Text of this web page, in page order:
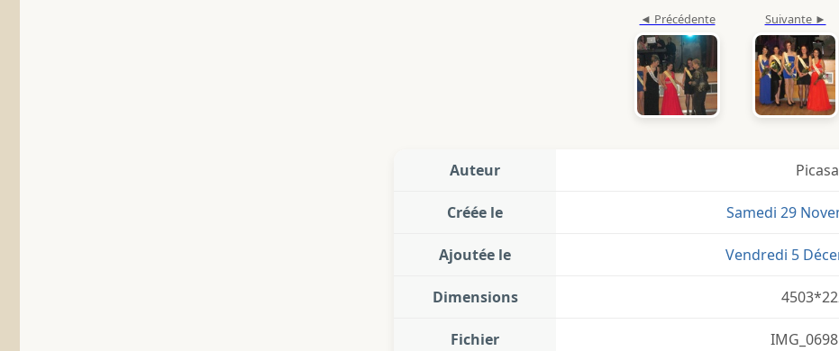
Auteur Picasa
Créée le Samedi 29
Ajoutée le Vendredi 5
Dimensions
Fichier